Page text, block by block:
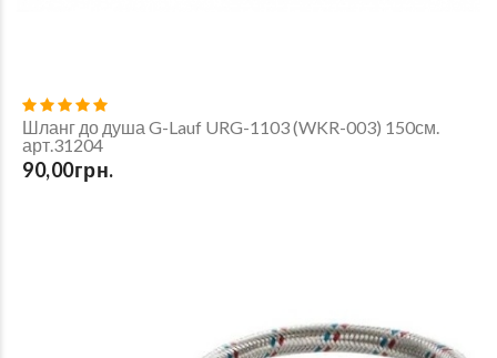
Шланг до душа G-Lauf URG-1103 (WKR-003) 150см.
арт.31204
90,00грн.